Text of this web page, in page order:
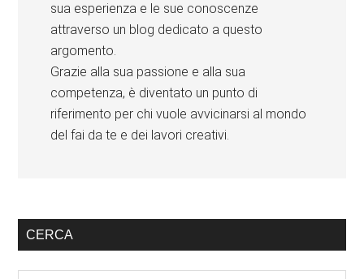
sua esperienza e le sue conoscenze
attraverso un blog dedicato a questo
argomento.
Grazie alla sua passione e alla sua
competenza, è diventato un punto di
riferimento per chi vuole avvicinarsi al mondo
del fai da te e dei lavori creativi.
CERCA